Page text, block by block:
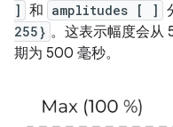
] 和 amplitudes [ ]
255} 。这表示幅度会从
期为 500 毫秒。